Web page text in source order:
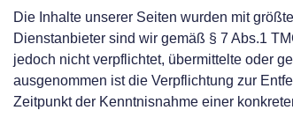
Die Inhalte unserer Seiten wurden mit
Dienstanbieter sind wir gemäß § 7 Abs.1
jedoch nicht verpflichtet, übermittelte oder
ausgenommen ist die Verpflichtung zur
Zeitpunkt der Kenntnisnahme einer